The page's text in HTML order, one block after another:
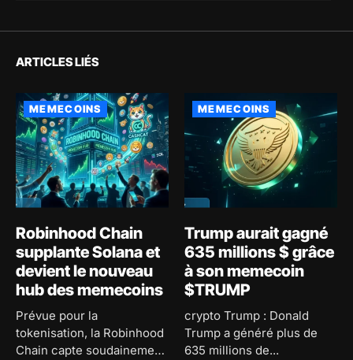
ARTICLES LIÉS
MEMECOINS
Robinhood Chain
supplante Solana et
devient le nouveau
hub des memecoins
Prévue pour la
tokenisation, la Robinhood
Chain capte soudainement
MEMECOINS
Trump aurait gagné
635 millions $ grâce
à son memecoin
$TRUMP
crypto Trump : Donald
Trump a généré plus de
635 millions de...